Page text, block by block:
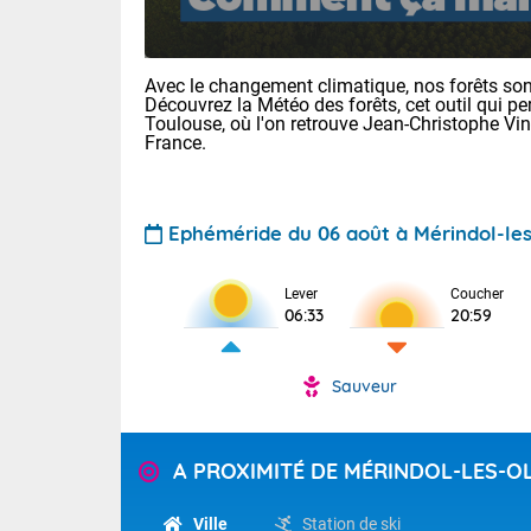
TENDANCE
Pour la
Cette
Tendance
Avec le changement climatique, nos forêts
Découvrez la Météo des forêts, cet outil qui
Toulouse, où l'on retrouve Jean-Christophe
France.
Ephéméride du 06 août à Mérindol-
Lever
06:33
Coucher
20:59
Sauveur
A PROXIMITÉ DE MÉRINDOL-LES-
Ville Station de ski
Voici les
Lyon : 33
30 Lille : 24
Risque
Vigilance
(84). Sur le